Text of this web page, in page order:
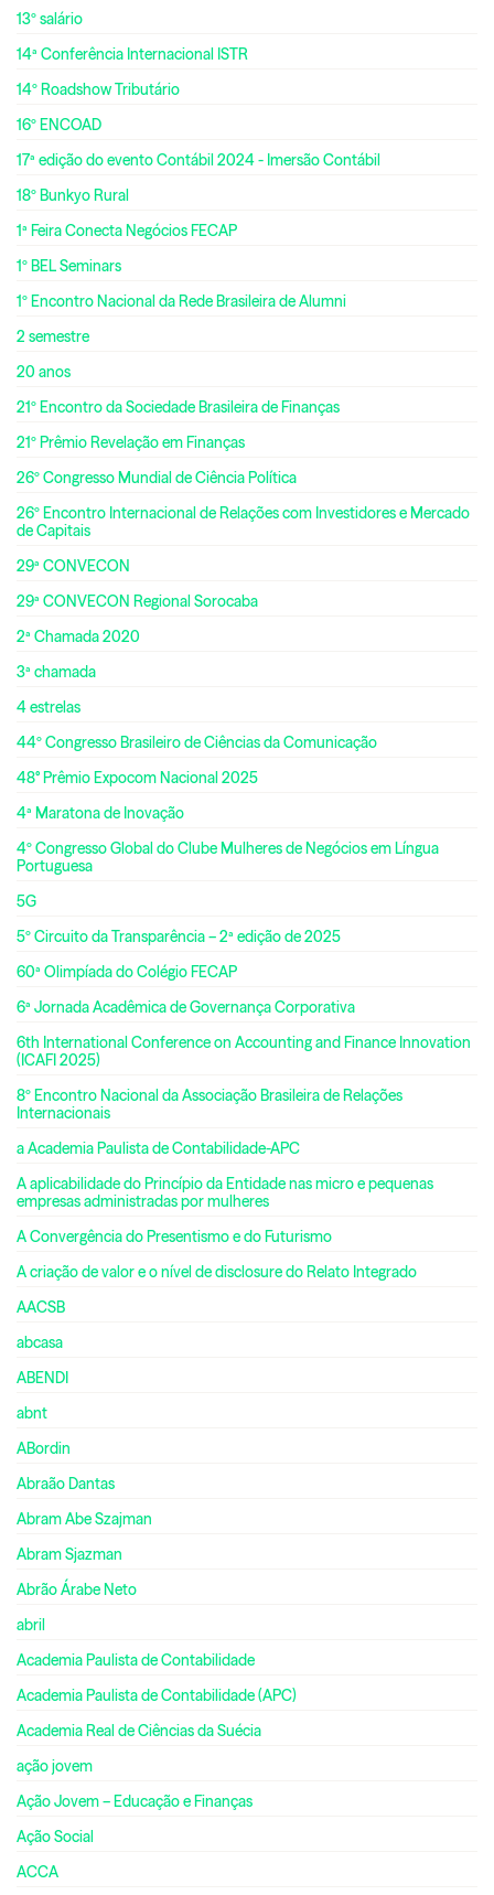
13º salário
14ª Conferência Internacional ISTR
14º Roadshow Tributário
16º ENCOAD
17ª edição do evento Contábil 2024 - Imersão Contábil
18º Bunkyo Rural
1ª Feira Conecta Negócios FECAP
1º BEL Seminars
1º Encontro Nacional da Rede Brasileira de Alumni
2 semestre
20 anos
21º Encontro da Sociedade Brasileira de Finanças
21º Prêmio Revelação em Finanças
26º Congresso Mundial de Ciência Política
26º Encontro Internacional de Relações com Investidores e Mercado
de Capitais
29ª CONVECON
29ª CONVECON Regional Sorocaba
2ª Chamada 2020
3ª chamada
4 estrelas
44º Congresso Brasileiro de Ciências da Comunicação
48° Prêmio Expocom Nacional 2025
4ª Maratona de Inovação
4º Congresso Global do Clube Mulheres de Negócios em Língua
Portuguesa
5G
5º Circuito da Transparência – 2ª edição de 2025
60ª Olimpíada do Colégio FECAP
6ª Jornada Acadêmica de Governança Corporativa
6th International Conference on Accounting and Finance Innovation
(ICAFI 2025)
8º Encontro Nacional da Associação Brasileira de Relações
Internacionais
a Academia Paulista de Contabilidade-APC
A aplicabilidade do Princípio da Entidade nas micro e pequenas
empresas administradas por mulheres
A Convergência do Presentismo e do Futurismo
A criação de valor e o nível de disclosure do Relato Integrado
AACSB
abcasa
ABENDI
abnt
ABordin
Abraão Dantas
Abram Abe Szajman
Abram Sjazman
Abrão Árabe Neto
abril
Academia Paulista de Contabilidade
Academia Paulista de Contabilidade (APC)
Academia Real de Ciências da Suécia
ação jovem
Ação Jovem – Educação e Finanças
Ação Social
ACCA